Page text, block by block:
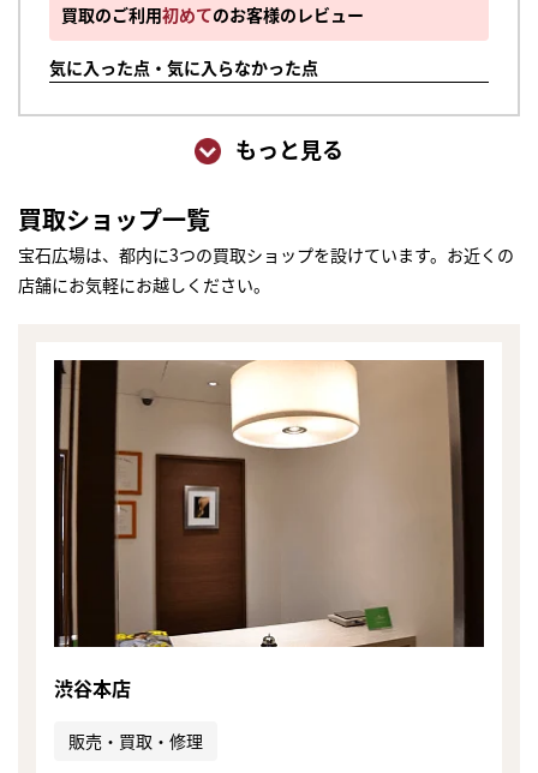
買取のご利用初めてのお客様のレビュー
気に入った点・気に入らなかった点
もっと見る
買取ショップ一覧
宝石広場は、都内に3つの買取ショップを設けています。お近くの
店舗にお気軽にお越しください。
渋谷本店
販売・買取・修理